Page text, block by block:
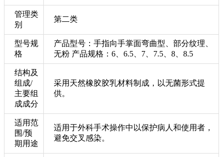
管理类
别
第二类
型号规
格
产品型号：手指向手掌面弯曲型、部分纹理、
无粉 产品规格：6、6.5、7、7.5、8、8.5
结构及
组成/
主要组
成成分
采用天然橡胶胶乳材料制成，以无菌形式提
供。
适用范
围/预
期用途
适用于外科手术操作中以保护病人和使用者，
避免交叉感染。